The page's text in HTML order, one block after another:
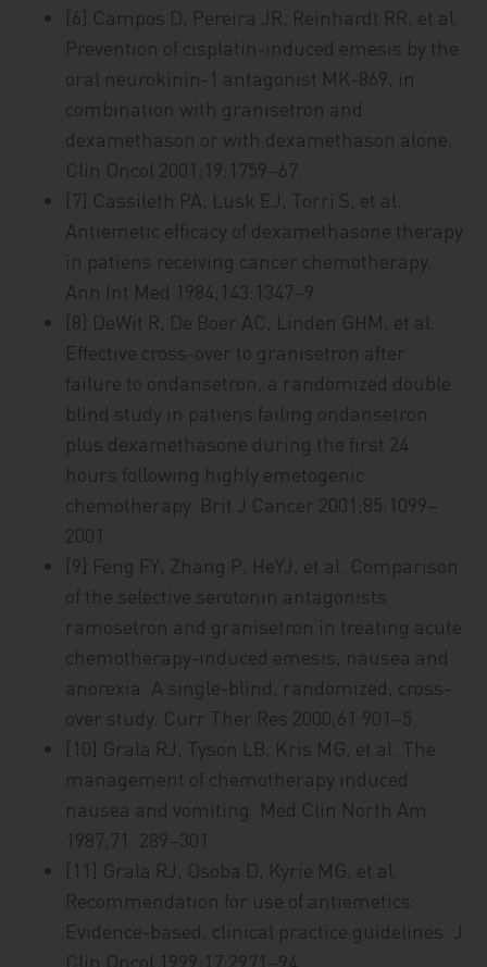
[6] Campos D, Pereira JR, Reinhardt RR, et al.
Prevention of cisplatin-induced emesis by the
oral neurokinin-1 antagonist MK-869, in
combination with granisetron and
dexamethason or with dexamethason alone.
Clin Oncol 2001;19:1759–67.
[7] Cassileth PA, Lusk EJ, Torri S, et al.
Antiemetic efficacy of dexamethasone therapy
in patiens receiving cancer chemotherapy.
Ann Int Med 1984;143:1347–9.
[8] DeWit R, De Boer AC, Linden GHM, et al.
Effective cross-over to granisetron after
failure to ondansetron, a randomized double
blind study in patiens failing ondansetron
plus dexamethasone during the first 24
hours following highly emetogenic
chemotherapy. Brit J Cancer 2001;85:1099–
2001.
[9] Feng FY, Zhang P, HeYJ, et al. Comparison
of the selective serotonin antagonists
ramosetron and granisetron in treating acute
chemotherapy-induced emesis, nausea and
anorexia. A single-blind, randomized, cross-
over study. Curr Ther Res 2000;61:901–5.
[10] Grala RJ, Tyson LB, Kris MG, et al. The
management of chemotherapy induced
nausea and vomiting. Med Clin North Am
1987;71: 289–301.
[11] Grala RJ, Osoba D, Kyrie MG, et al.
Recommendation for use of antiemetics:
Evidence-based, clinical practice guidelines. J
Clin Oncol 1999;17:2971–94.